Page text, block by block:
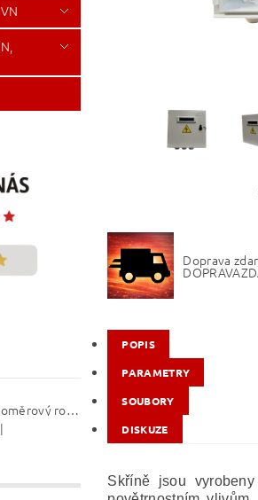
Plastový elektroměrový rozvaděč ER 212 NVP7P 40A QM (3f 1/2 S) 1bod. (O3/4)
|
Doprava
POPIS
PARAMETRY
SOUBORY
DISKUZE
Skříně jsou